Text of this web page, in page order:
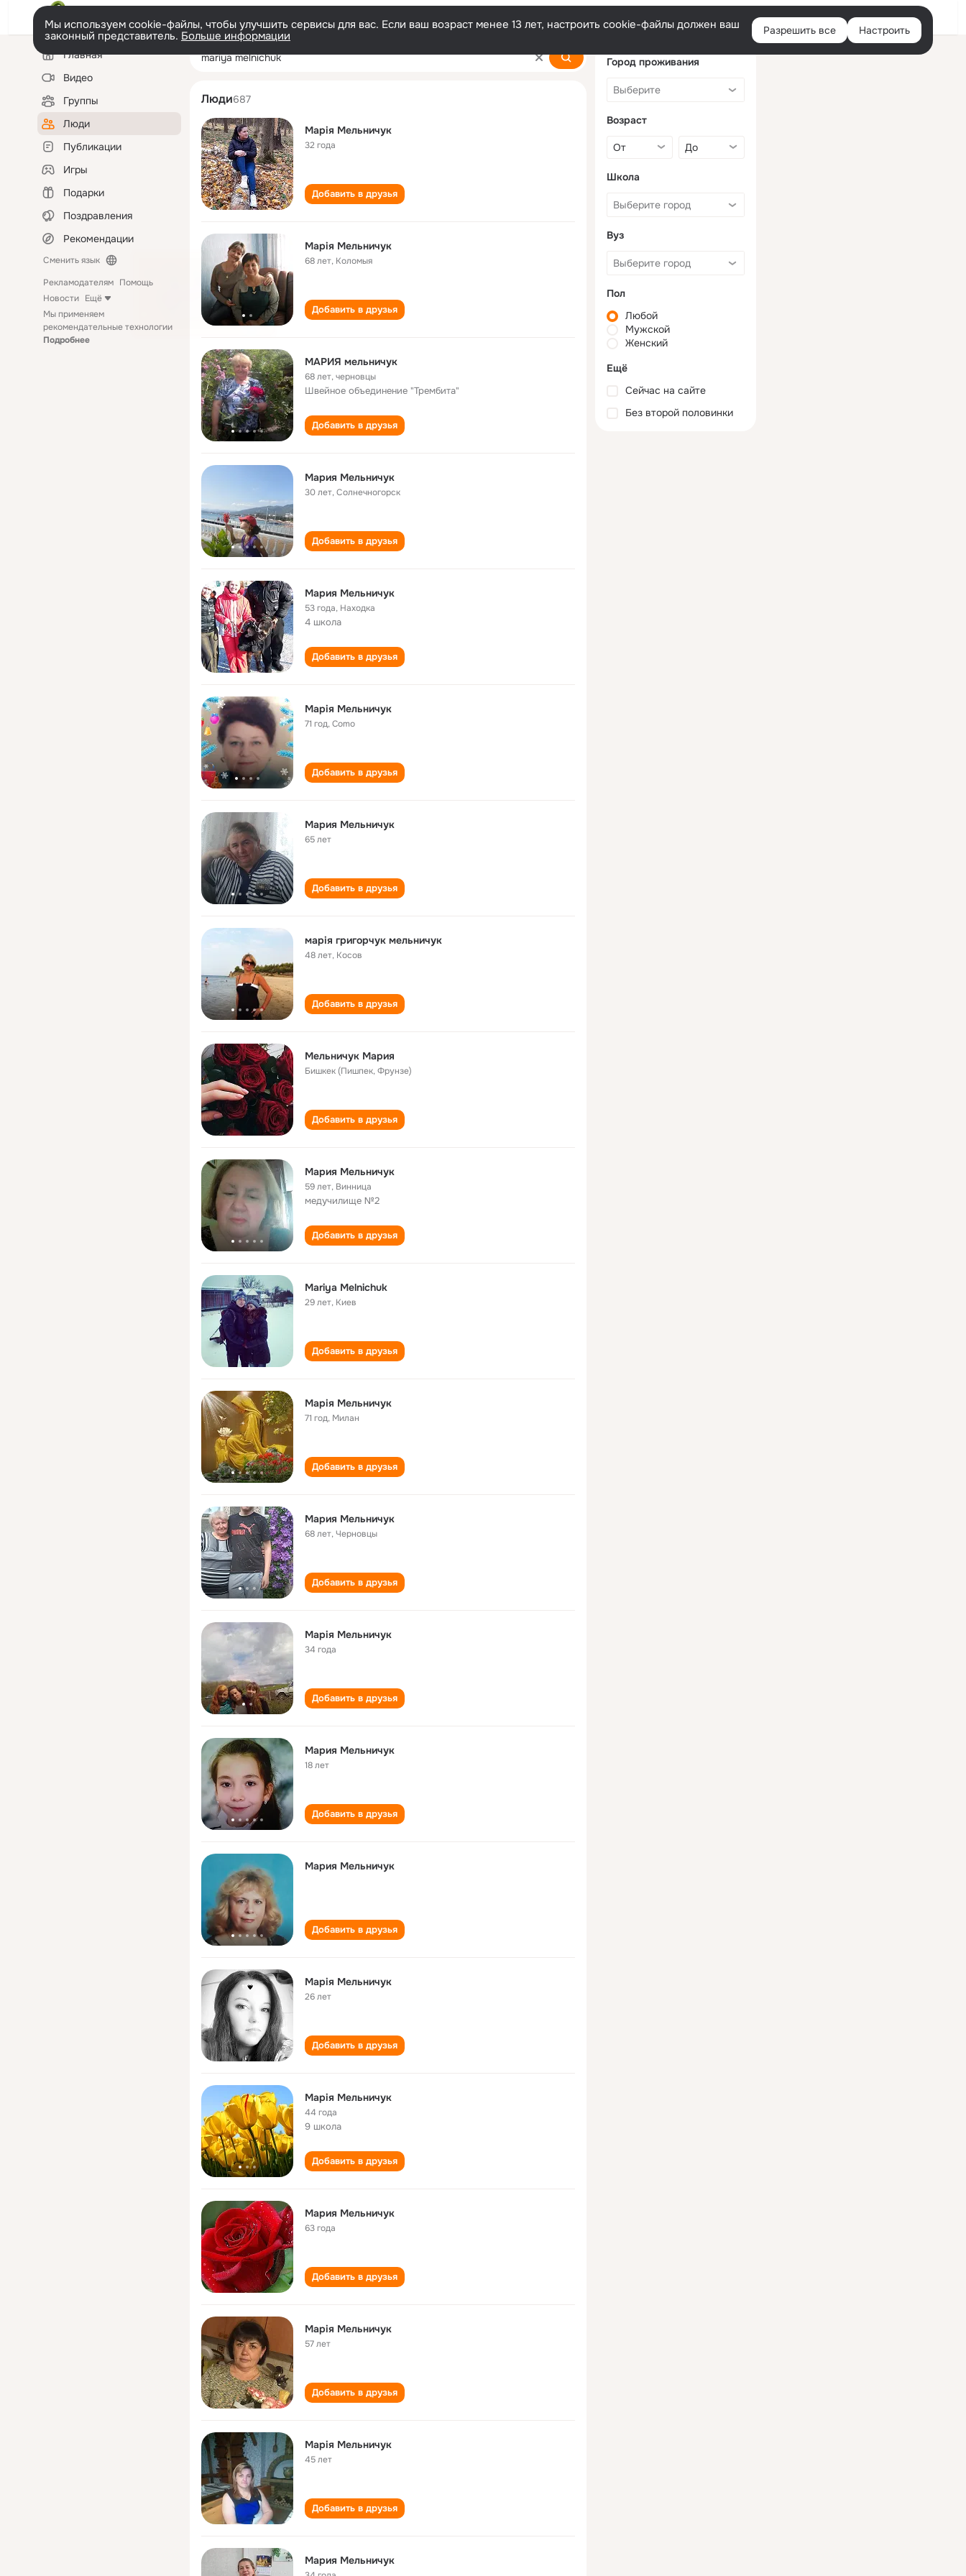
Войти
Мы используем cookie-файлы, чтобы улучшить сервисы для вас. Если ваш возраст менее 13 лет, настроить cookie-файлы должен ваш
законный представитель. Больше информации Разрешить все Настроить
Левая
колонкаГлавная
Видео
Группы
Люди
Публикации
Игры
Подарки
Поздравления
Рекомендации
Сменить язык
Рекламодателям Помощь
Новости Ещё
Мы применяем
рекомендательные технологии
Подробнее
mariya melnichuk
Люди687
Марія Мельничук
32 года
Добавить в друзья
Марія Мельничук
68 лет, Коломыя
Добавить в друзья
МАРИЯ мельничук
68 лет,черновцы
Швейное объединение "Трембита"
Добавить в друзья
Мария Мельничук
30 лет,Солнечногорск
Добавить в друзья
Мария Мельничук
53 года, Находка
4 школа
Добавить в друзья
Марія Мельничук
71 год,Como
Добавить в друзья
Мария Мельничук
65 лет
Добавить в друзья
марія григорчук мельничук
48 лет, Косов
Добавить в друзья
Мельничук Мария
Бишкек (Пишпек, Фрунзе)
Добавить в друзья
Мария Мельничук
59 лет, Винница
медучилище №2
Добавить в друзья
Mariya Melnichuk
29 лет, Киев
Добавить в друзья
Maрія Мельничук
71 год, Милан
Добавить в друзья
Мария Мельничук
68 лет,Черновцы
Добавить в друзья
Марія Мельничук
34 года
Добавить в друзья
Мария Мельничук
18 лет
Добавить в друзья
Мария Мельничук
Добавить в друзья
Марія Мельничук
26 лет
Добавить в друзья
Марія Мельничук
44 года
9 школа
Добавить в друзья
Мария Мельничук
63 года
Добавить в друзья
Марія Мельничук
57 лет
Добавить в друзья
Марія Мельничук
45 лет
Добавить в друзья
Мария Мельничук
Город проживания
Возраст
Школа
Вуз
Пол
Любой
Мужской
Женский
Ещё
Сейчас на сайте
Без второй половинки